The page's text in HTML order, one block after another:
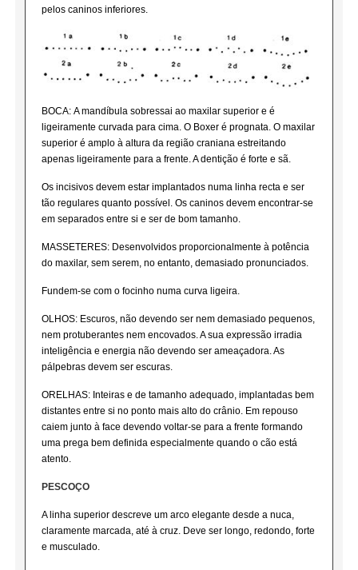
pelos caninos inferiores.
BOCA: A mandíbula sobressai ao maxilar superior e é
ligeiramente curvada para cima. O Boxer é prognata. O maxilar
superior é amplo à altura da região craniana estreitando
apenas ligeiramente para a frente. A dentição é forte e sã.
Os incisivos devem estar implantados numa linha recta e ser
tão regulares quanto possível. Os caninos devem encontrar-se
em separados entre si e ser de bom tamanho.
MASSETERES: Desenvolvidos proporcionalmente à potência
do maxilar, sem serem, no entanto, demasiado pronunciados.
Fundem-se com o focinho numa curva ligeira.
OLHOS: Escuros, não devendo ser nem demasiado pequenos,
nem protuberantes nem encovados. A sua expressão irradia
inteligência e energia não devendo ser ameaçadora. As
pálpebras devem ser escuras.
ORELHAS: Inteiras e de tamanho adequado, implantadas bem
distantes entre si no ponto mais alto do crânio. Em repouso
caiem junto à face devendo voltar-se para a frente formando
uma prega bem definida especialmente quando o cão está
atento.
PESCOÇO
A linha superior descreve um arco elegante desde a nuca,
claramente marcada, até à cruz. Deve ser longo, redondo, forte
e musculado.